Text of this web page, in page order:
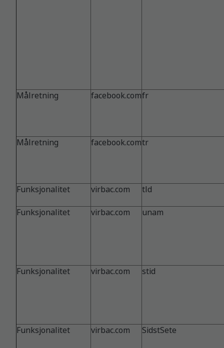
Målretning facebook.comfr
Målretning facebook.comtr
Funksjonalitet virbac.com
tld
Funksjonalitet
virbac.com unam
Funksjonalitet virbac.com stid
Funksjonalitet virbac.com SidstSete